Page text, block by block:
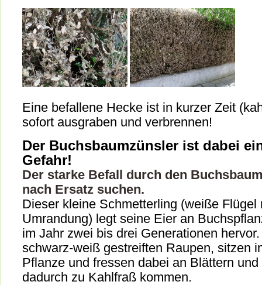
Eine befallene Hecke ist in kurzer Zeit
sofort ausgraben und verbrennen!
Der Buchsbaumzünsler ist dabei
Gefahr!
Der starke Befall durch den
nach Ersatz suchen.
Dieser kleine Schmetterling (weiße Flügel
Umrandung) legt seine Eier an
im Jahr zwei bis drei Generationen
schwarz-weiß gestreiften Raupen, sitzen
Pflanze und fressen dabei an Blättern
dadurch zu Kahlfraß kommen.